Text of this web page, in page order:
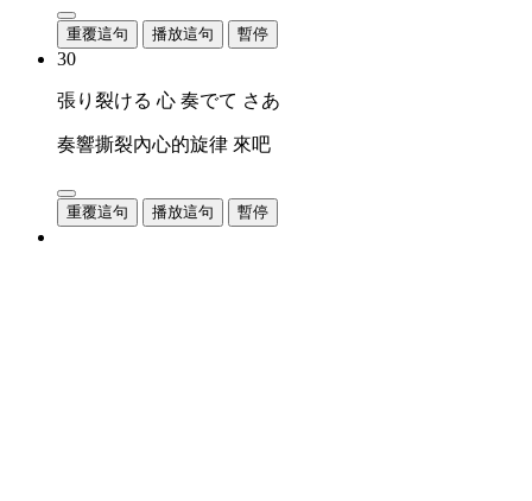
重覆這句 播放這句 暫停
30
張り裂ける 心 奏でて さあ
奏響撕裂內心的旋律 來吧
重覆這句 播放這句 暫停